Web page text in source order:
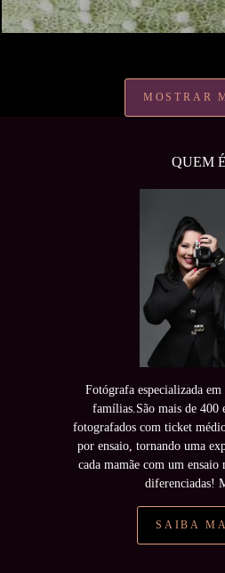
MOSTRAR
QUEM É
Fotógrafa especializada em
famílias.São mais de 400
fotografados com ticket
por ensaio, tornando uma
cada mamãe com um ensaio
diferenciadas!
SAIBA